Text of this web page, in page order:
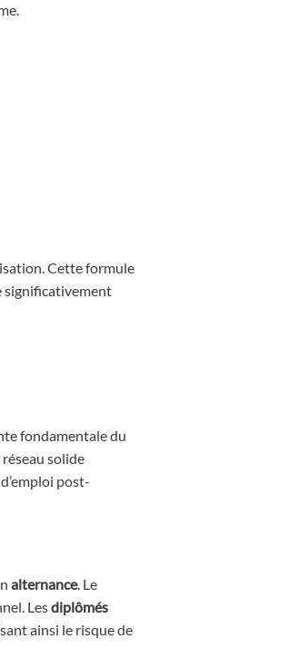
Cette formule
significativement
fondamentale du
solide
post-
alternance. Le
Lesdiplômés
ainsi le risque de